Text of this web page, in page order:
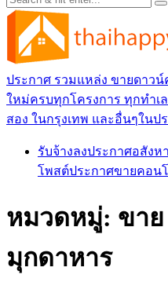
ประกาศ รวมแหล่ง ขายดาว
ใหม่ครบทุกโครงการ ทุกทำเ
สอง ในกรุงเทพ และอื่นๆในป
รับจ้างลงประกาศอสัง
โพสต์ประกาศขายคอน
หมวดหมู่: ขา
มุกดาหาร